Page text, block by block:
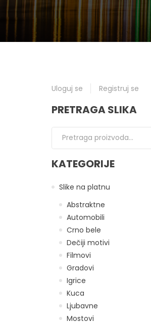
Uloguj se Registruj se
PRETRAGA SLIKA
Pretraga za:
KATEGORIJE
Slike na platnu
Abstraktne
Automobili
Crno bele
Dečiji motivi
Filmovi
Gradovi
Igrice
Kuca
Ljubavne
Mostovi